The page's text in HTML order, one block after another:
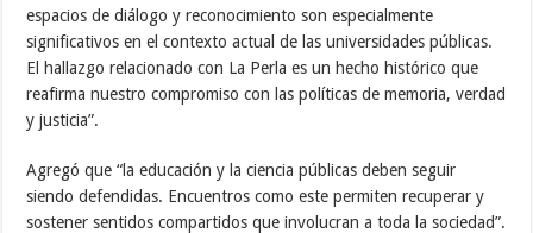
espacios de diálogo y reconocimiento son especialmente
significativos en el contexto actual de las universidades públicas.
El hallazgo relacionado con La Perla es un hecho histórico que
reafirma nuestro compromiso con las políticas de memoria, verdad
y justicia”.
Agregó que “la educación y la ciencia públicas deben seguir
siendo defendidas. Encuentros como este permiten recuperar y
sostener sentidos compartidos que involucran a toda la sociedad”.